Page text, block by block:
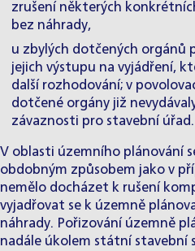
zrušení některých
bez náhrady,
u zbylých dotčených orgánů
jejich výstupu na vyjádření,
další rozhodování; v
dotčené orgány již
závaznosti pro stavební úřad.
V oblasti územního plánování
obdobným způsobem jako v
nemělo docházet k rušení
vyjadřovat se k územně
náhrady. Pořizování územně
nadále úkolem státní stavební